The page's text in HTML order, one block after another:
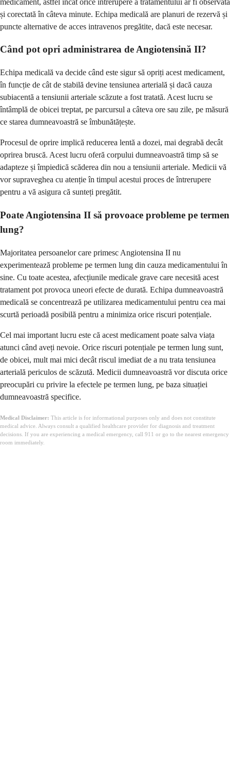
și corectată în câteva minute. Echipa medicală are planuri de rezervă și
puncte alternative de acces intravenos pregătite, dacă este necesar.
Când pot opri administrarea de Angiotensină II?
Echipa medicală va decide când este sigur să opriți acest medicament,
în funcție de cât de stabilă devine tensiunea arterială și dacă cauza
subiacentă a tensiunii arteriale scăzute a fost tratată. Acest lucru se
întâmplă de obicei treptat, pe parcursul a câteva ore sau zile, pe măsură
ce starea dumneavoastră se îmbunătățește.
Procesul de oprire implică reducerea lentă a dozei, mai degrabă decât
oprirea bruscă. Acest lucru oferă corpului dumneavoastră timp să se
adapteze și împiedică scăderea din nou a tensiunii arteriale. Medicii vă
vor supraveghea cu atenție în timpul acestui proces de întrerupere
pentru a vă asigura că sunteți pregătit.
Poate Angiotensina II să provoace probleme pe termen
lung?
Majoritatea persoanelor care primesc Angiotensina II nu
experimentează probleme pe termen lung din cauza medicamentului în
sine. Cu toate acestea, afecțiunile medicale grave care necesită acest
tratament pot provoca uneori efecte de durată. Echipa dumneavoastră
medicală se concentrează pe utilizarea medicamentului pentru cea mai
scurtă perioadă posibilă pentru a minimiza orice riscuri potențiale.
Cel mai important lucru este că acest medicament poate salva viața
atunci când aveți nevoie. Orice riscuri potențiale pe termen lung sunt,
de obicei, mult mai mici decât riscul imediat de a nu trata tensiunea
arterială periculos de scăzută. Medicii dumneavoastră vor discuta orice
preocupări cu privire la efectele pe termen lung, pe baza situației
dumneavoastră specifice.
Medical Disclaimer: This article is for informational purposes only and does not constitute
medical advice. Always consult a qualified healthcare provider for diagnosis and treatment
decisions. If you are experiencing a medical emergency, call 911 or go to the nearest emergency
room immediately.